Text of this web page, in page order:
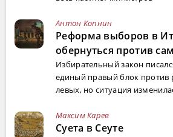
Антон Копнин
Реформа выборов в
обернуться против
Избирательный закон
единый правый блок против
левых, но ситуация
Максим Карев
Суета в Сеуте